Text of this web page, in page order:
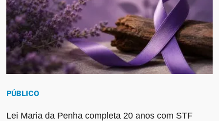
PÚBLICO
Lei Maria da Penha completa 20 anos com STF